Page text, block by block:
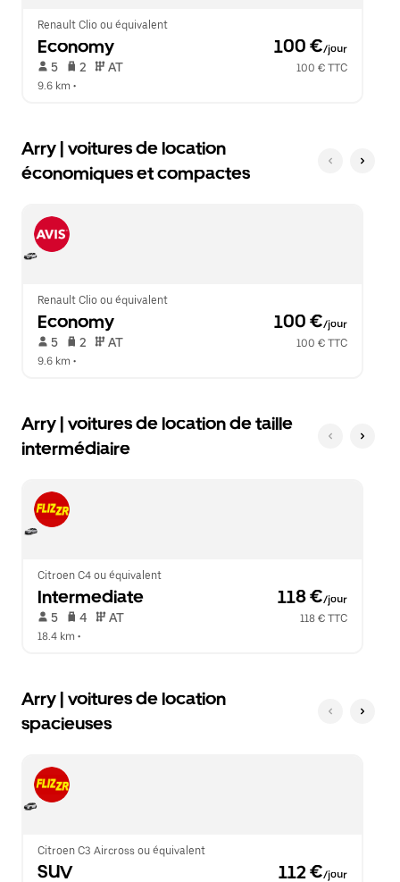
calendrier.
Renault Clio ou équivalent
Economy 100 €/jour
5 2 AT
100 € TTC
9.6 km •
Arry | voitures de location
économiques et compactes
Renault Clio ou équivalent
Economy 100 €/jour
5 2 AT
100 € TTC
9.6 km •
Arry | voitures de location de taille
intermédiaire
Citroen C4 ou équivalent
Intermediate 118 €/jour
5 4 AT
118 € TTC
18.4 km •
Arry | voitures de location
spacieuses
Citroen C3 Aircross ou équivalent
SUV 112 €/jour